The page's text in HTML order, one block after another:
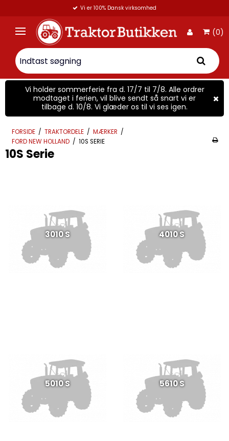
Vi er 100% Dansk virksomhed
(0)
Vi holder sommerferie fra d. 17/7 til 7/8. Alle ordrer
modtaget i ferien, vil blive sendt så snart vi er
tilbage d. 10/8. Vi glæder os til vi ses igen.
FORSIDE / TRAKTORDELE / MÆRKER /
FORD NEW HOLLAND / 10S SERIE
10S Serie
3010 S 4010 S
5010 S 5610 S